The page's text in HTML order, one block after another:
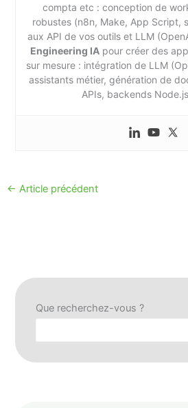
compta etc : conception de
robustes (n8n, Make, App Script,
aux API de vos outils et LLM
Engineering IA pour créer des
sur mesure : intégration de LLM
assistants métier, génération de
APIs, backends
← Article précédent
Que recherchez-vous ?